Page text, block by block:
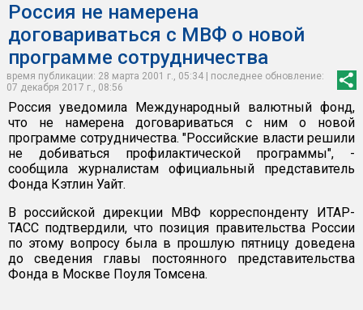
Россия не намерена
договариваться с МВФ о новой
программе сотрудничества
время публикации: 28 марта 2001 г., 05:34 | последнее обновление:
07 декабря 2017 г., 08:56
Россия уведомила Международный валютный фонд,
что не намерена договариваться с ним о новой
программе сотрудничества. "Российские власти решили
не добиваться профилактической программы", -
сообщила журналистам официальный представитель
Фонда Кэтлин Уайт.
В российской дирекции МВФ корреспонденту ИТАР-
ТАСС подтвердили, что позиция правительства России
по этому вопросу была в прошлую пятницу доведена
до сведения главы постоянного представительства
Фонда в Москве Поуля Томсена.